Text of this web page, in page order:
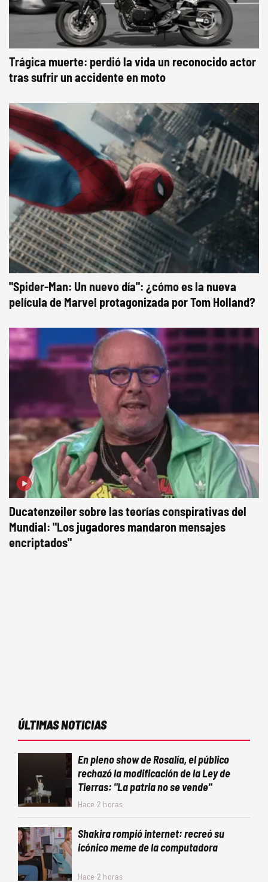
Trágica muerte: perdió la vida un reconocido actor
tras sufrir un accidente en moto
"Spider-Man: Un nuevo día": ¿cómo es la nueva
película de Marvel protagonizada por Tom Holland?
Ducatenzeiler sobre las teorías conspirativas del
Mundial: "Los jugadores mandaron mensajes
encriptados"
ÚLTIMAS NOTICIAS
En pleno show de Rosalía, el público
rechazó la modificación de la Ley de
Tierras: "La patria no se vende"
Hace 2 horas
Shakira rompió internet: recreó su
icónico meme de la computadora
Hace 2 horas